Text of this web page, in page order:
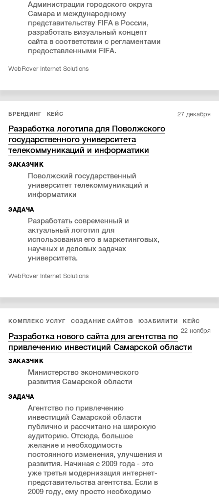
Администрации городского округа
Самара и международному
представительству FIFA в России,
разработать визуальный концепт
сайта в соответствии с регламентами
предоставленными FIFA.
WebRover Internet Solutions
БРЕНДИНГ КЕЙС 27 декабря
Разработка логотипа для Поволжского
государственного университета
телекоммуникаций и информатики
ЗАКАЗЧИК
Поволжский государственный
университет телекоммуникаций и
информатики
ЗАДАЧА
Разработать современный и
актуальный логотип для
использования его в маркетинговых,
научных и деловых задачах
университета.
WebRover Internet Solutions
КОМПЛЕКС УСЛУГ СОЗДАНИЕ САЙТОВ ЮЗАБИЛИТИ КЕЙС
22 ноября
Разработка нового сайта для агентства по
привлечению инвестиций Самарской области
ЗАКАЗЧИК
Министерство экономического
развития Самарской области
ЗАДАЧА
Агентство по привлечению
инвестиций Самарской области
публично и рассчитано на широкую
аудиторию. Отсюда, большое
желание и необходимость
постоянного изменения, улучшения и
развития. Начиная с 2009 года - это
уже третья модернизация интернет-
представительства агентства. Если в
2009 году, ему просто необходимо